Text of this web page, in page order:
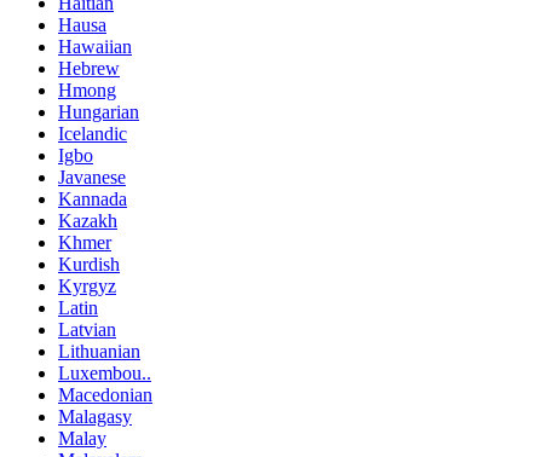
Hausa
Hawaiian
Hebrew
Hmong
Hungarian
Icelandic
Igbo
Javanese
Kannada
Kazakh
Khmer
Kurdish
Kyrgyz
Latin
Latvian
Lithuanian
Luxembou..
Macedonian
Malagasy
Malay